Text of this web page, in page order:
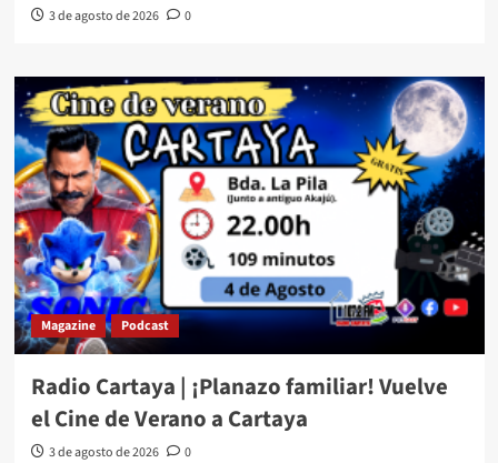
3 de agosto de 2026 0
Magazine Podcast
Radio Cartaya | ¡Planazo familiar! Vuelve
el Cine de Verano a Cartaya
3 de agosto de 2026 0